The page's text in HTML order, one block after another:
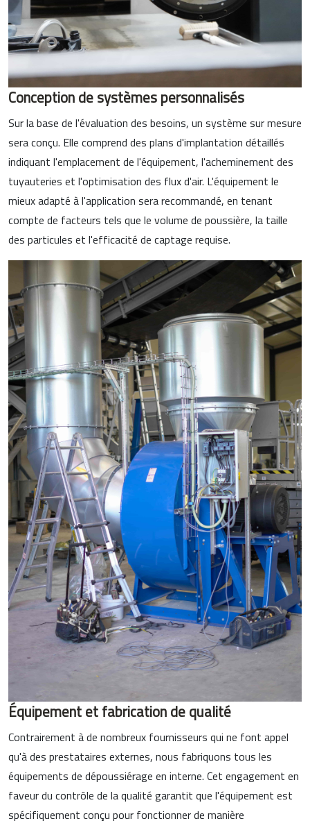
Conception de systèmes personnalisés
Sur la base de l'évaluation des besoins, un système sur mesure
sera conçu. Elle comprend des plans d'implantation détaillés
indiquant l'emplacement de l'équipement, l'acheminement des
tuyauteries et l'optimisation des flux d'air. L'équipement le
mieux adapté à l'application sera recommandé, en tenant
compte de facteurs tels que le volume de poussière, la taille
des particules et l'efficacité de captage requise.
Équipement et fabrication de qualité
Contrairement à de nombreux fournisseurs qui ne font appel
qu'à des prestataires externes, nous fabriquons tous les
équipements de dépoussiérage en interne. Cet engagement en
faveur du contrôle de la qualité garantit que l'équipement est
spécifiquement conçu pour fonctionner de manière